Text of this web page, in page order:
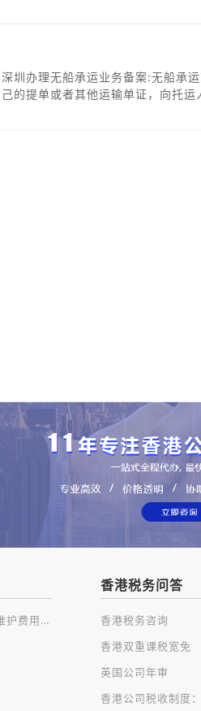
圳办理无船承运业务备案:无船承
的提单或者其他运输单证，向托运
注册香港公司及后续维护费用一览
香港税务问答
香港税务咨询
香港双重课税宽免
英国公司年审